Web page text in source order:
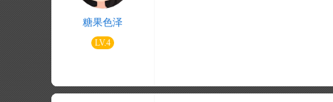
糖果色泽
LV.4